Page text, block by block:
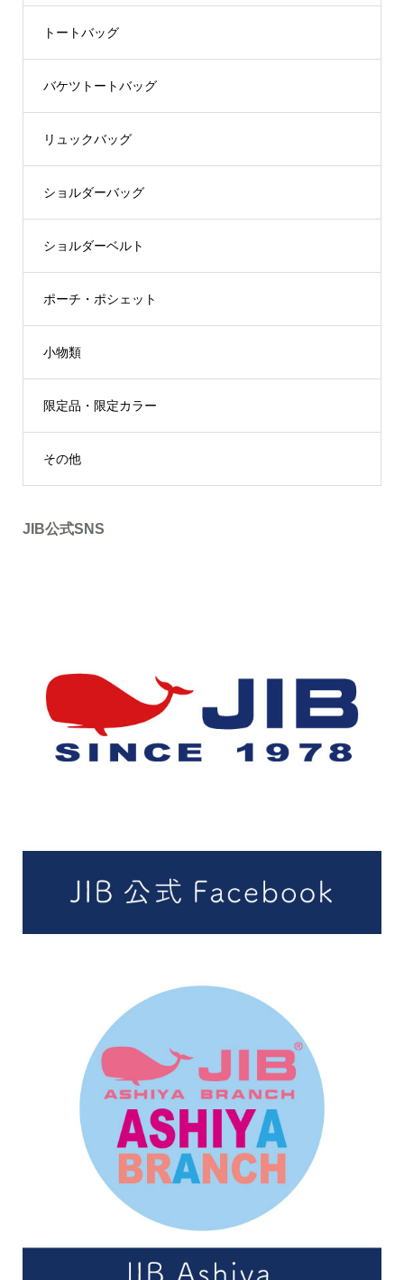
トートバッグ
バケツトートバッグ
リュックバッグ
ショルダーバッグ
ショルダーベルト
ポーチ・ポシェット
小物類
限定品・限定カラー
その他
JIB公式SNS